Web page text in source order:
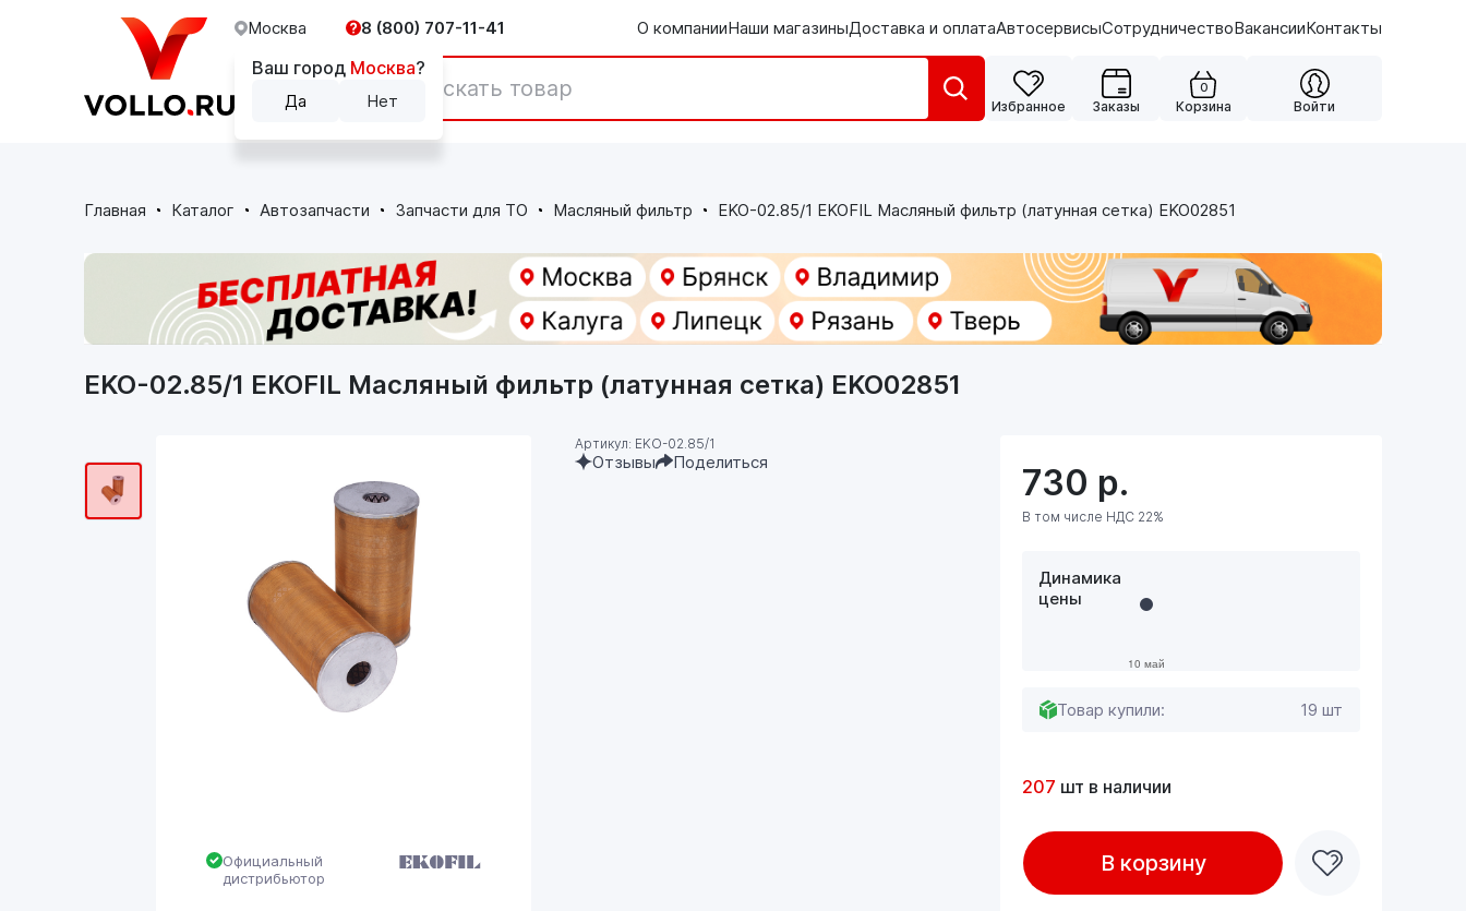
Москва
Ваш город Москва?
Да Нет
8 (800) 707-11-41 О компанииНаши магазиныДоставка и оплатаАвтосервисыСотрудничествоВакансииКонтакты
Каталог
Избранное Заказы
0
Корзина Войти
Главная Каталог Автозапчасти Запчасти для ТО Масляный фильтр EKO-02.85/1 EKOFIL Масляный фильтр (латунная сетка) EKO02851
Официальный
дистрибьютор
EKO-02.85/1 EKOFIL Масляный фильтр (латунная сетка) EKO02851
Артикул: EKO-02.85/1
Отзывы Поделиться 730 р.
В том числе НДС 22%
Динамика
цены
Товар купили: 19 шт
207 шт в наличии
В корзину